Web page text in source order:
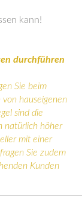
kann!
durchführen
Sie beim
hauseigenen
sind die
natürlich höher
mit einer
Sie zudem
Kunden